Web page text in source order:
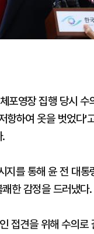
포영장 집행 당시 수
하여 옷을 벗었다'
.
를 통해 윤 전 대통
한 감정을 드러냈다.
접견을 위해 수의로